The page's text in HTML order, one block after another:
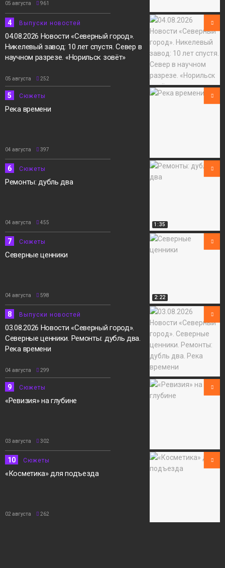
05 августа 961
4 Выпуски новостей
04.08.2026 Новости «Северный город».
Никелевый завод: 10 лет спустя. Север в
научном разрезе. «Норильск зовёт»
05 августа 252
5 Сюжеты
Река времени
04 августа 397
1:35
6 Сюжеты
Ремонты: дубль два
04 августа 455
2:22
7 Сюжеты
Северные ценники
04 августа 598
8 Выпуски новостей
03.08.2026 Новости «Северный город».
Северные ценники. Ремонты: дубль два.
Река времени
04 августа 299
9 Сюжеты
«Ревизия» на глубине
03 августа 302
10 Сюжеты
«Косметика» для подъезда
02 августа 262